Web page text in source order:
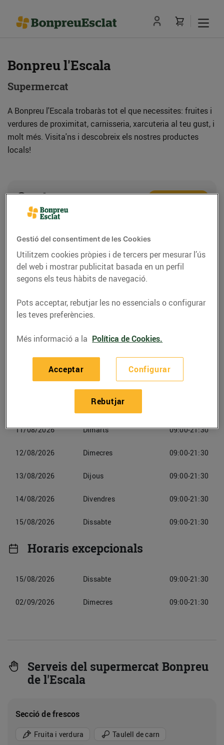
Bonpreu l'Escala
Supermercat
A Bonpreu l'Escala trobaràs tot el que necessites: fruites i
verdures de proximitat, carnisseria, xarcuteria al teu gust, i
molt més. Visita'ns i descobreix els nostres productes
locals!
Adreça Com anar-hi
C. Closa d'en Llop, 80 (17130) l'Escala
972807209
08/08/2026 Dissabte 09:00-21:30
09/08/2026 Diumenge 09:00-21:30
Dilluns
11/08/2026 Dimarts 09:00-21:30
12/08/2026 Dimecres 09:00-21:30
13/08/2026 Dijous 09:00-21:30
14/08/2026 Divendres 09:00-21:30
15/08/2026 Dissabte 09:00-21:30
Horaris excepcionals
15/08/2026 Dissabte 09:00-21:30
02/09/2026 Dimecres 09:00-21:30
Serveis del supermercat Bonpreu
de l'Escala
Secció de frescos
Fruita i verdura
Taulell de carn
Gestió del consentiment de les Cookies
Utilitzem cookies pròpies i de tercers per mesurar l’ús
del web i mostrar publicitat basada en un perfil
segons els teus hàbits de navegació.
Pots acceptar, rebutjar les no essencials o configurar
les teves preferències.
Més informació a la Política de Cookies.
Configurar
Rebutjar
Acceptar